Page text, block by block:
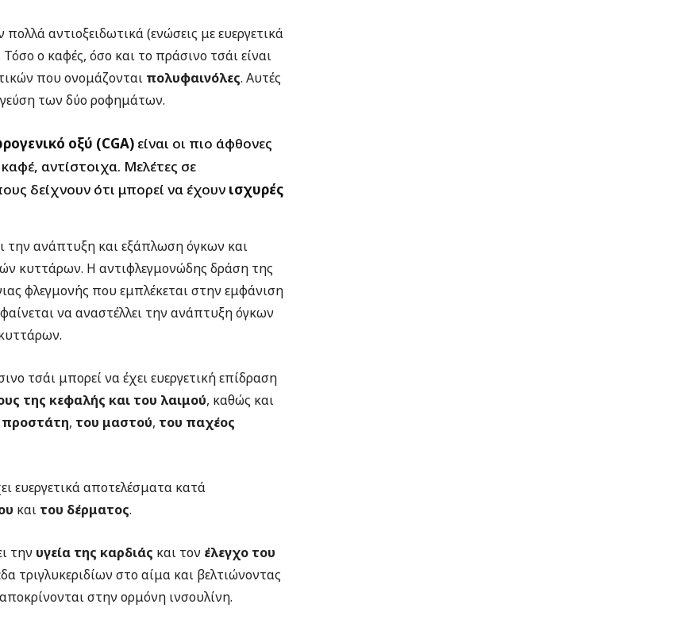
αντιοξειδωτικά (ενώσεις με ευεργετικά
ο καφές, όσο και το πράσινο τσάι είναι
που ονομάζονται πολυφαινόλες. Αυτές
των δύο ροφημάτων.
οξύ (CGA) είναι οι πιο άφθονες
αντίστοιχα. Μελέτες σε
δείχνουν ότι μπορεί να έχουν ισχυρές
την ανάπτυξη και εξάπλωση όγκων και
κυττάρων. Η αντιφλεγμονώδης δράση της
φλεγμονής που εμπλέκεται στην εμφάνιση
να αναστέλλει την ανάπτυξη όγκων
τσάι μπορεί να έχει ευεργετική επίδραση
της κεφαλής και του λαιμού, καθώς και
προστάτη, του μαστού, του παχέος
ευεργετικά αποτελέσματα κατά
και του δέρματος.
την υγεία της καρδιάς και τον έλεγχο του
τριγλυκεριδίων στο αίμα και βελτιώνοντας
στην ορμόνη ινσουλίνη.